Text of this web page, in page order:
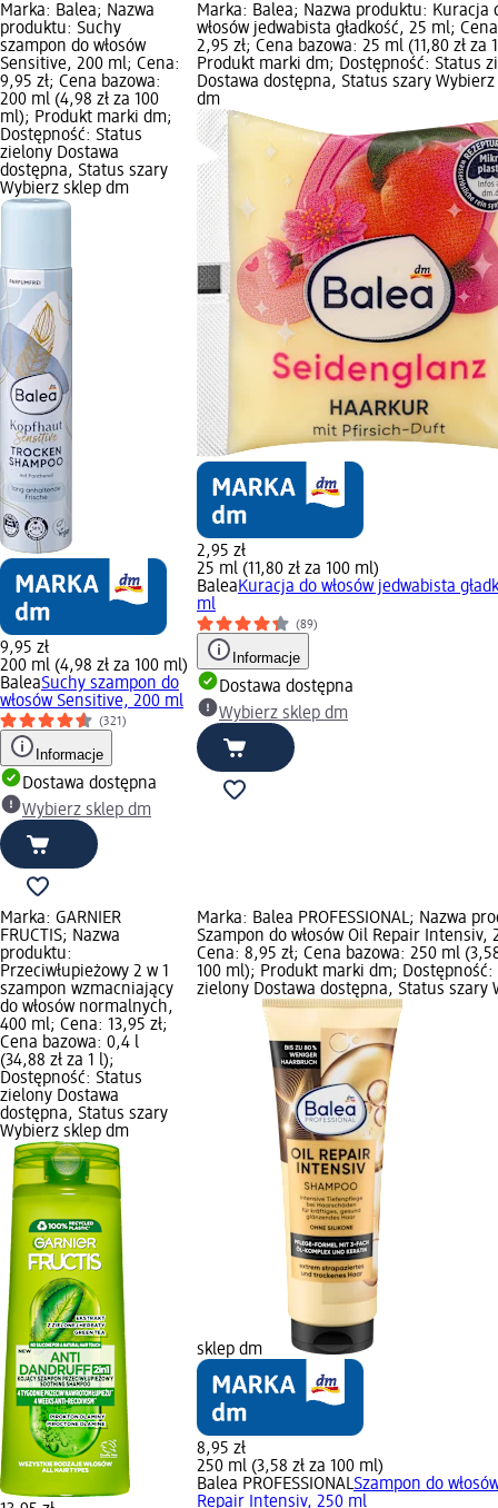
Marka: Balea; Nazwa
produktu: Suchy
szampon do włosów
Sensitive, 200 ml; Cena:
9,95 zł; Cena bazowa:
200 ml (4,98 zł za 100
ml); Produkt marki dm;
Dostępność: Status
zielony Dostawa
dostępna, Status szary
Wybierz sklep dm
9,95 zł
200 ml (4,98 zł za 100 ml)
BaleaSuchy szampon do
włosów Sensitive, 200 ml
(321)
Informacje
Dostawa dostępna
Wybierz sklep dm
Marka: Balea; Nazwa produktu: Kuracja
włosów jedwabista gładkość, 25 ml;
2,95 zł; Cena bazowa: 25 ml (11,80 zł za
Produkt marki dm; Dostępność: Status
Dostawa dostępna, Status szary
dm
2,95 zł
25 ml (11,80 zł za 100 ml)
BaleaKuracja do włosów jedwabista
ml
(89)
Informacje
Dostawa dostępna
Wybierz sklep dm
Marka: GARNIER
FRUCTIS; Nazwa
produktu:
Przeciwłupieżowy 2 w 1
szampon wzmacniający
do włosów normalnych,
400 ml; Cena: 13,95 zł;
Cena bazowa: 0,4 l
(34,88 zł za 1 l);
Dostępność: Status
zielony Dostawa
dostępna, Status szary
Wybierz sklep dm
Marka: Balea PROFESSIONAL; Nazwa
Szampon do włosów Oil Repair Intensiv,
Cena: 8,95 zł; Cena bazowa: 250 ml
100 ml); Produkt marki dm; Dostępność:
zielony Dostawa dostępna, Status szary
sklep dm
8,95 zł
250 ml (3,58 zł za 100 ml)
Balea PROFESSIONALSzampon do
Repair Intensiv, 250 ml